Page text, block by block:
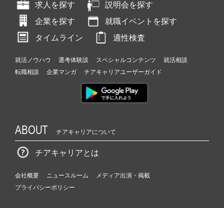
求人を探す
説明会を探す
企業を探す
就職イベントを探す
タイムライン
適性検査
就活ノウハウ 選考体験談 スペシャルコンテンツ
就活相談
転職相談
企業マンガ チアキャリアユーザーガイド
ABOUT チアキャリアについて
チアキャリアとは
会社概要 ニュースルーム
メディア出演・掲載
プライバシーポリシー